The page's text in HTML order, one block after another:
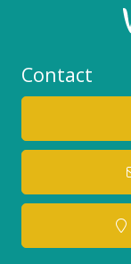
Contact